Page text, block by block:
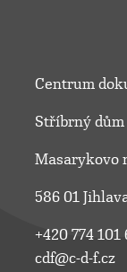
Centrum
Stříbrný dům
Masarykovo
586 01
+420 774 101
cdf@c-d-f.cz